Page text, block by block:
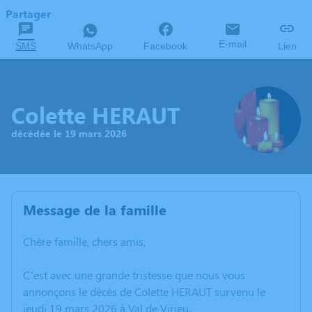
Partager
SMS WhatsApp Facebook E-mail Lien
Colette HERAUT
décédée le 19 mars 2026
Message de la famille
Chère famille, chers amis,
C’est avec une grande tristesse que nous vous
annonçons le décès de Colette HERAUT survenu le
jeudi 19 mars 2026 à Val de Virieu.